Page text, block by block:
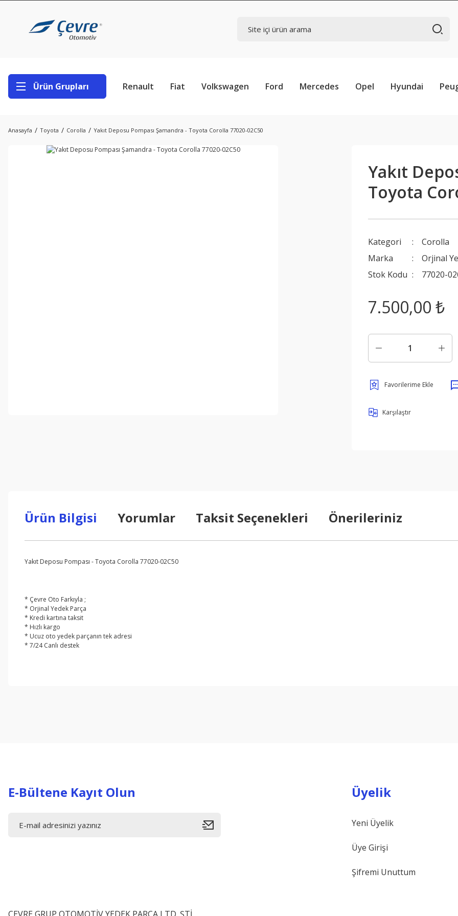
Ürün Grupları Renault Fiat Volkswagen Ford Mercedes Opel Hyundai
Anasayfa Toyota Corolla Yakıt Deposu Pompası Şamandra - Toyota Corolla 77020-02C50
Yakıt
Toyota
Kategori
Corolla
Marka
Orjinal
Stok Kodu
77020-
7.500,00 ₺
Karşılaştır
Ürün Bilgisi Yorumlar Taksit Seçenekleri Önerileriniz
Yakıt Deposu Pompası - Toyota Corolla 77020-02C50
* Çevre Oto Farkıyla ;
* Orjinal Yedek Parça
* Kredi kartına taksit
* Hızlı kargo
* Ucuz oto yedek parçanın tek adresi
* 7/24 Canlı destek
E-Bültene Kayıt Olun Üyelik
Yeni Üyelik
Üye Girişi
Şifremi Unuttum